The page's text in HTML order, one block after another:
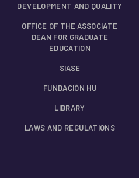
DEVELOPMENT AND QUALITY
OFFICE OF THE ASSOCIATE
DEAN FOR GRADUATE
EDUCATION
SIASE
FUNDACIÓN HU
LIBRARY
LAWS AND REGULATIONS